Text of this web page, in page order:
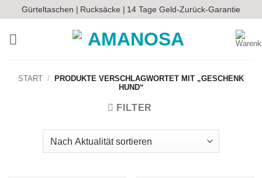
Inhalt
springen
Gürteltaschen | Rucksäcke | 14 Tage Geld-Zurück-Garantie
START /
PRODUKTE VERSCHLAGWORTET MIT „GESCHENK
HUND“
FILTER